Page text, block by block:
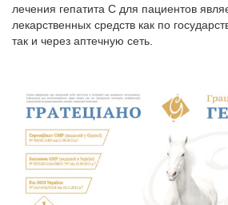
лечения гепатита С для пациентов
лекарственных средств как по
так и через аптечную сеть.